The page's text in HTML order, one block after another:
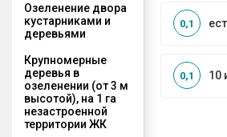
Озеленение двора
кустарниками и
деревьями
0,1
Крупномерные
деревья в
озеленении (от 3 м
высотой), на 1 га
незастроенной
территории ЖК
10
0,1